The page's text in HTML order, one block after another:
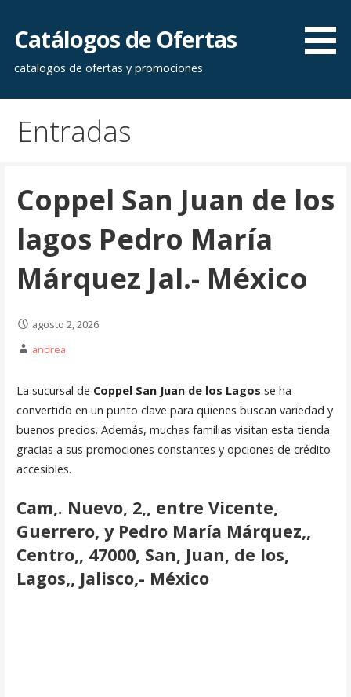
contenido
Catálogos de Ofertas
catalogos de ofertas y promociones
Entradas
Coppel San Juan de los
lagos Pedro María
Márquez Jal.- México
agosto 2, 2026
andrea
La sucursal de Coppel San Juan de los Lagos se ha
convertido en un punto clave para quienes buscan variedad y
buenos precios. Además, muchas familias visitan esta tienda
gracias a sus promociones constantes y opciones de crédito
accesibles.
Cam,. Nuevo, 2,, entre Vicente,
Guerrero, y Pedro María Márquez,,
Centro,, 47000, San, Juan, de los,
Lagos,, Jalisco,- México